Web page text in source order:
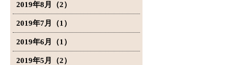
2019年8月（2）
2019年7月（1）
2019年6月（1）
2019年5月（2）